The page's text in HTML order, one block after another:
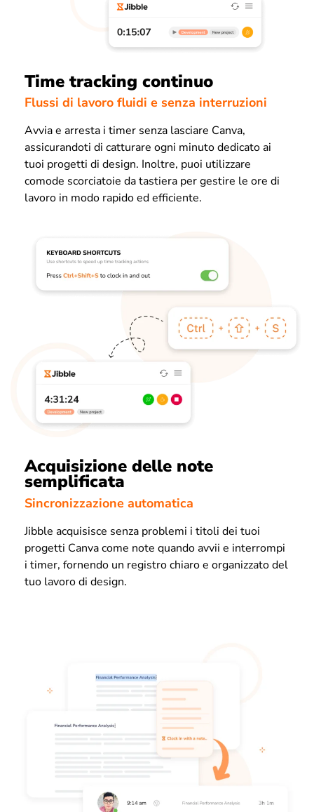
Time tracking continuo
Flussi di lavoro fluidi e senza interruzioni
Avvia e arresta i timer senza lasciare Canva,
assicurandoti di catturare ogni minuto dedicato ai
tuoi progetti di design. Inoltre, puoi utilizzare
comode scorciatoie da tastiera per gestire le ore di
lavoro in modo rapido ed efficiente.
Acquisizione delle note
semplificata
Sincronizzazione automatica
Jibble acquisisce senza problemi i titoli dei tuoi
progetti Canva come note quando avvii e interrompi
i timer, fornendo un registro chiaro e organizzato del
tuo lavoro di design.